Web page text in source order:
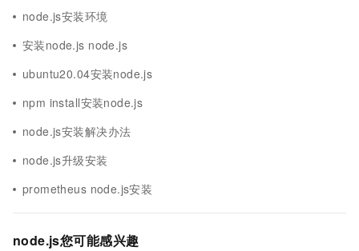
node.js安装环境
安装node.js node.js
ubuntu20.04安装node.js
npm install安装node.js
node.js安装解决办法
node.js升级安装
prometheus node.js安装
node.js您可能感兴趣